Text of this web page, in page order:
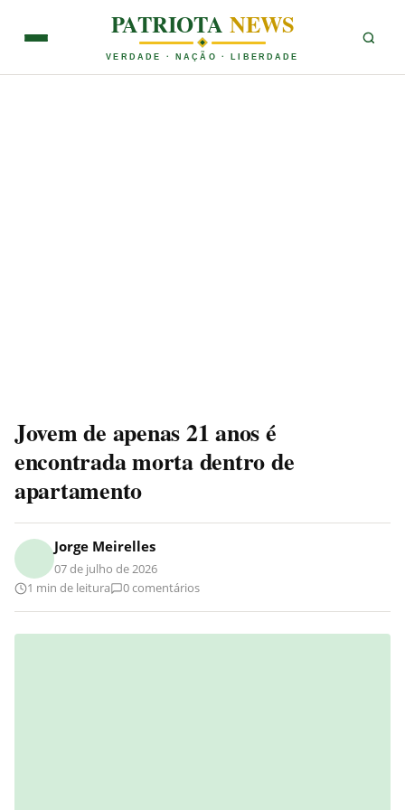
PATRIOTANEWS
VERDADE · NAÇÃO · LIBERDADE
Jovem de apenas 21 anos é
encontrada morta dentro de
apartamento
Jorge Meirelles
07 de julho de 2026
1 min de leitura
0 comentários